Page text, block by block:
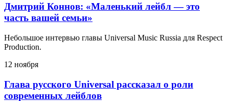
Дмитрий Коннов: «Маленький лейбл — это
часть вашей семьи»
Небольшое интервью главы Universal Music Russia для Respect
Production.
12 ноября
Глава русского Universal рассказал о роли
современных лейблов